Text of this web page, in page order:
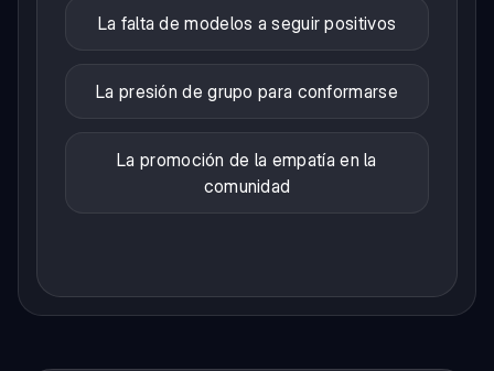
La falta de modelos a seguir positivos
La presión de grupo para conformarse
La promoción de la empatía en la
comunidad